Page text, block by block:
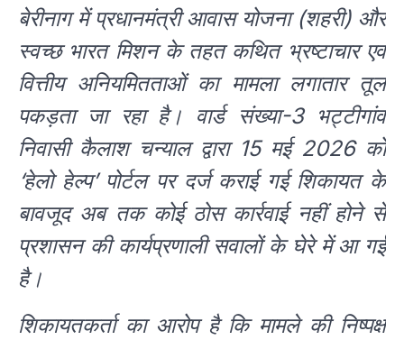
बेरीनाग में प्रधानमंत्री आवास योजना (शहरी) और
स्वच्छ भारत मिशन के तहत कथित भ्रष्टाचार एवं
वित्तीय अनियमितताओं का मामला लगातार तूल
पकड़ता जा रहा है। वार्ड संख्या-3 भट्टीगांव
निवासी कैलाश चन्याल द्वारा 15 मई 2026 को
‘हेलो हेल्प’ पोर्टल पर दर्ज कराई गई शिकायत के
बावजूद अब तक कोई ठोस कार्रवाई नहीं होने से
प्रशासन की कार्यप्रणाली सवालों के घेरे में आ गई
है।
शिकायतकर्ता का आरोप है कि मामले की निष्पक्ष